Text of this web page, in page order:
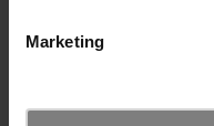
Marketing